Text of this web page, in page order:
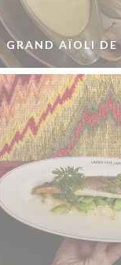
GRAND AÏOLI DE